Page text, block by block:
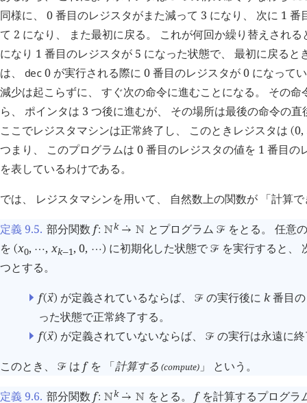
同様に、 0 番目のレジスタがまた減って 3 になり、 次に 1
て 2 になり、 また最初に戻る。 これが何回か繰り替えされ
になり 1 番目のレジスタが 5 になった状態で、 最初に戻ると
は、 dec 0 が実行される際に 0 番目のレジスタが 0 になって
減少は起こらずに、 すぐ次の命令に進むことになる。 その
ら、 ポインタは 3 つ後に進むが、 その場所は最後の命令の
ここでレジスタマシンは正常終了し、 このときレジスタは (0,
つまり、 このプログラムは 0 番目のレジスタの値を 1 番目の
を表しているわけである。
では、 レジスタマシンを用いて、 自然数上の関数が 「計算
定義 9.5. 部分関数 f: 󱀍k 󰔇
→ 󱀍 とプログラム 󰒝をとる。 任意
を (x0, ⋯, xk−1, 0, ⋯ ) に初期化した状態で 󰒝を実行すると、
つとする。
f(󰕷
x) が定義されているならば、 󰒝の実行後に k番目
った状態で正常終了する。
f(󰕷
x) が定義されていないならば、 󰒝の実行は永遠に
このとき、
󰒝 は fを 「計算する (compute)」 という。
定義 9.6. 部分関数 f: 󱀍k 󰔇
→ 󱀍 をとる。 fを計算するプログラ